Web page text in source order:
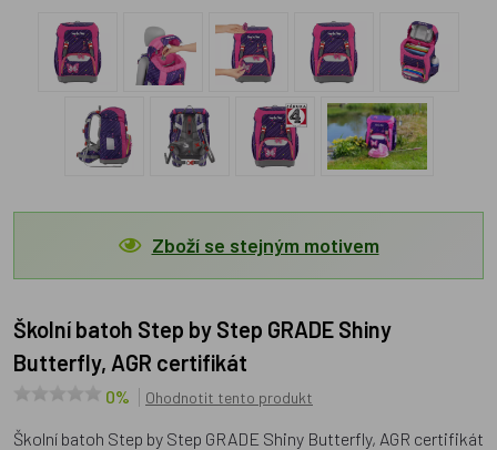
Zboží se stejným motivem
Školní batoh Step by Step GRADE Shiny
Butterfly, AGR certifikát
0% Ohodnotit tento produkt
Školní batoh Step by Step GRADE Shiny Butterfly, AGR certifikát